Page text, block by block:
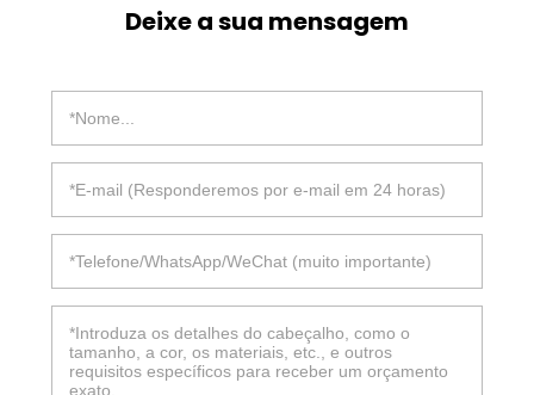
Deixe a sua mensagem